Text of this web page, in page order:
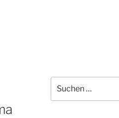
nach: